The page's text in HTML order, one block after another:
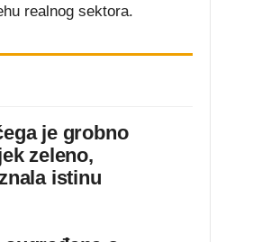
realnog sektora.
je grobno
zeleno,
istinu